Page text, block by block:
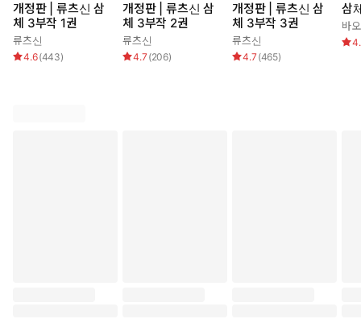
개정판 | 류츠신 삼
체 3부작 1권
류츠신
4.6(443)
개정판 | 류츠신 삼
체 3부작 2권
류츠신
4.7 (206)
개정판 | 류츠신 삼
체 3부작 3권
류츠신
4.7 (465)
삼
바